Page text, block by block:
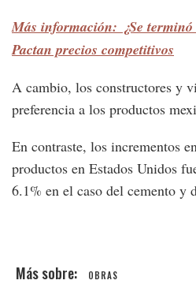
Más información: ¿Se
Pactan precios competitivos
A cambio, los constructores y
preferencia a los productos
En contraste, los incrementos
productos en Estados Unidos
6.1% en el caso del cemento y
OBRAS